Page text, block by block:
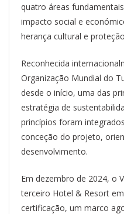
quatro áreas
impacto social e
herança cultural e
Reconhecida
Organização Mundial do
desde o início, uma das
estratégia de
princípios foram
conceção do projeto,
desenvolvimento.
Em dezembro de 2024, o
terceiro Hotel & Resort
certificação, um marco